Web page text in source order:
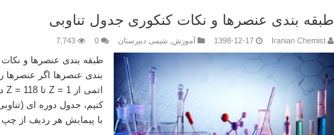
طبقه بندی عنصرها و نکات کنکوری جدول تناوبی
Iranian Chemist
1398-12-17 آموزش ,شیمی دبیرستان 0
7,743
طبقه بندی عنصرها و
بندی عنصرها اگر عنصرها
کنیم، جدول دوره ای
با پیمایش هر ردیف از